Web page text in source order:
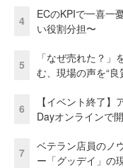
4
ECのKPIで一喜一
い役割分担〜
5
「なぜ売れた？
む、現場の声を“
6
【イベント終了
Dayオンラインで
7
ベテラン店員のノ
ー「グッデイ」の